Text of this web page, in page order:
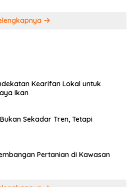
Kearifan Lokal untuk
Ikan
Sekadar Tren, Tetapi
Pertanian di Kawasan